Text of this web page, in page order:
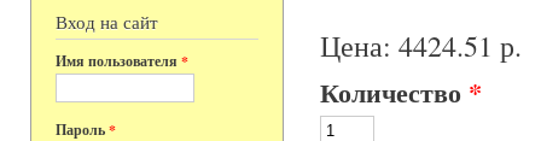
Вход на сайт
Имя пользователя *
Пароль*
Цена: 4424.51 р.
Количество *